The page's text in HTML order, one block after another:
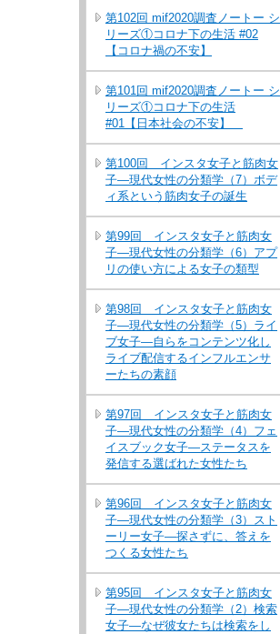
第102回 mif2020調査ノートー シ
リーズ①コロナ下の生活 #02
【コロナ禍の不安】
第101回 mif2020調査ノートー シ
リーズ①コロナ下の生活
#01【日本社会の不安】
第100回 インスタ女子と筋肉女
子―現代女性の分類学（7）ボデ
ィ系という筋肉女子の誕生
第99回 インスタ女子と筋肉女
子―現代女性の分類学（6）アプ
リの使い方による女子の類型
第98回 インスタ女子と筋肉女
子―現代女性の分類学（5）ライ
ブ女子―自らをコンテンツ化し
ライブ配信するインフルエンサ
ーたちの素顔
第97回 インスタ女子と筋肉女
子―現代女性の分類学（4）フェ
イスブック女子―ステータスを
発信する選ばれた女性たち
第96回 インスタ女子と筋肉女
子―現代女性の分類学（3）スト
ーリー女子―探さずに、答えを
つくる女性たち
第95回 インスタ女子と筋肉女
子―現代女性の分類学（2）検索
女子―なぜ彼女たちは検索をし